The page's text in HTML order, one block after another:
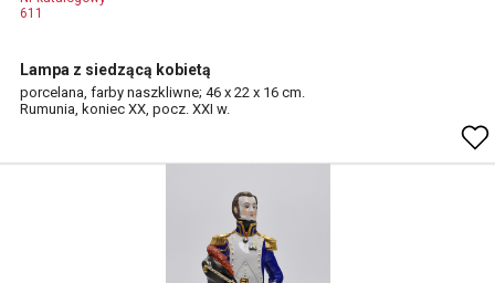
611
Lampa z siedzącą kobietą
porcelana, farby naszkliwne; 46 x 22 x 16 cm.
Rumunia, koniec XX, pocz. XXI w.